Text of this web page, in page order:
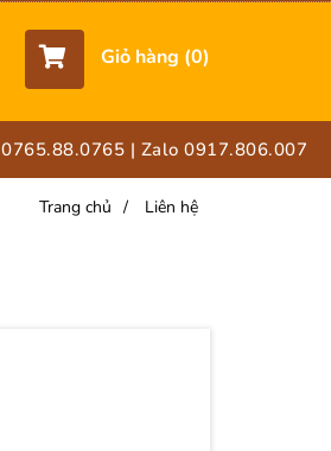
Giỏ hàng (0)
0765.88.0765 | Zalo 0917.806.007
Trang chủ / Liên hệ